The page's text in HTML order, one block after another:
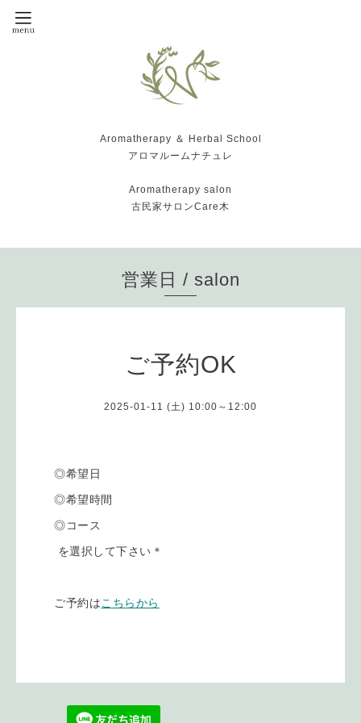
Aromatherapy ＆ Herbal School
アロマルームナチュレ
Aromatherapy salon
古民家サロンCare木
営業日 / salon
ご予約OK
2025-01-11 (土) 10:00～12:00
◎希望日
◎希望時間
◎コース
を選択して下さい＊
ご予約はこちらから